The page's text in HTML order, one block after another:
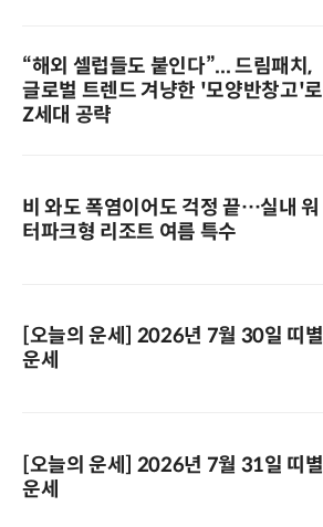
“해외 셀럽들도 붙인다”... 드림패치,
글로벌 트렌드 겨냥한 '모양반창고'로
Z세대 공략
비 와도 폭염이어도 걱정 끝…실내 워
터파크형 리조트 여름 특수
[오늘의 운세] 2026년 7월 30일 띠별
운세
[오늘의 운세] 2026년 7월 31일 띠별
운세